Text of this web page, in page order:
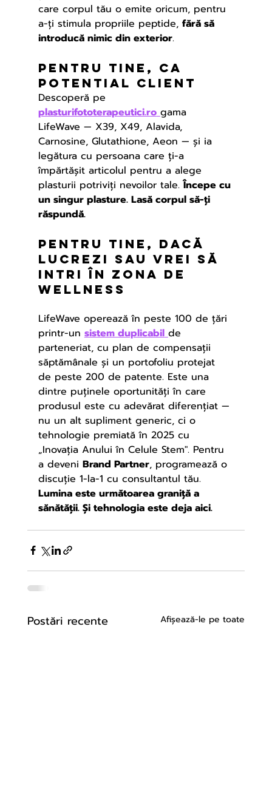
care corpul tău o emite oricum, pentru
a-ți stimula propriile peptide, fără să
introducă nimic din exterior.
Pentru tine, ca
potenTial client
Descoperă pe
plasturifototerapeutici.ro gama
LifeWave — X39, X49, Alavida,
Carnosine, Glutathione, Aeon — și ia
legătura cu persoana care ți-a
împărtășit articolul pentru a alege
plasturii potriviți nevoilor tale. Începe cu
un singur plasture. Lasă corpul să-ți
răspundă.
Pentru tine, dacă
lucrezi sau vrei să
intri în zona de
wellness
LifeWave operează în peste 100 de țări
printr-un sistem duplicabil de
parteneriat, cu plan de compensații
săptămânale și un portofoliu protejat
de peste 200 de patente. Este una
dintre puținele oportunități în care
produsul este cu adevărat diferențiat —
nu un alt supliment generic, ci o
tehnologie premiată în 2025 cu
„Inovația Anului în Celule Stem". Pentru
a deveni Brand Partner, programează o
discuție 1-la-1 cu consultantul tău.
Lumina este următoarea graniță a
sănătății. Și tehnologia este deja aici.
Postări recente Afișează-le pe toate